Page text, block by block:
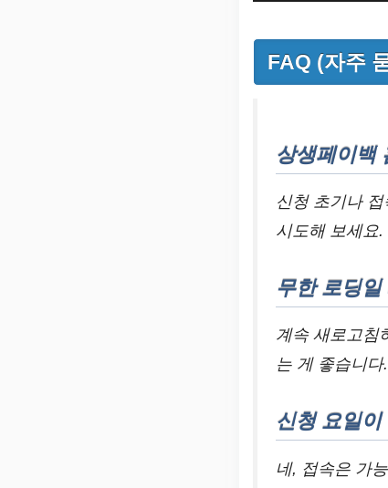
FAQ (자주
상생페이백
신청 초기나
시도해 보세요.
무한 로딩
계속 새로고침
는 게 좋습니다.
신청 요일
네, 접속은 가